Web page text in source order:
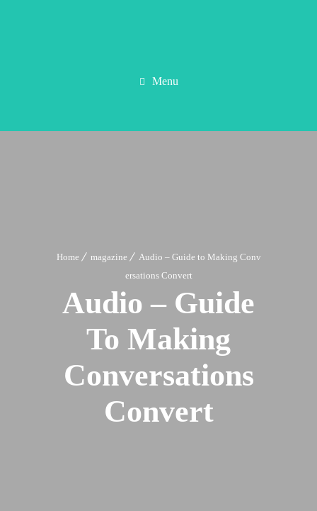
Menu
Home magazine
Audio – Guide to Making Conv
ersations Convert
Audio – Guide
To Making
Conversations
Convert